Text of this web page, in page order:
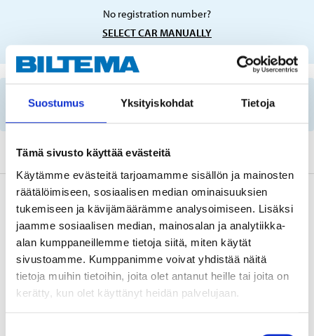
Suostumus Yksityiskohdat Tietoja
Tämä sivusto käyttää evästeitä
Käytämme evästeitä tarjoamamme sisällön ja mainosten
räätälöimiseen, sosiaalisen median ominaisuuksien
tukemiseen ja kävijämäärämme analysoimiseen. Lisäksi
jaamme sosiaalisen median, mainosalan ja analytiikka-
alan kumppaneillemme tietoja siitä, miten käytät
sivustoamme. Kumppanimme voivat yhdistää näitä
tietoja muihin tietoihin, joita olet antanut heille tai joita on
kerätty, kun olet käyttänyt heidän palvelujaan.
No registration number?
SELECT CAR MANUALLY
Important information when searching for spare
parts by reg. number and service recommendations.
Description
Technical specifications
Height
252 mm